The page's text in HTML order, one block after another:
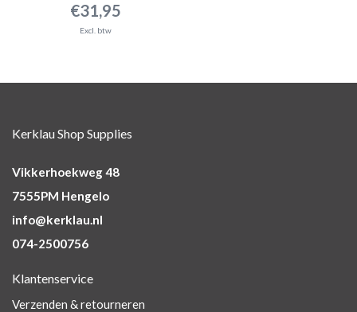
€31,95
Excl. btw
Kerklau Shop Supplies
Vikkerhoekweg 48
7555PM Hengelo
info@kerklau.nl
074-2500756
Klantenservice
Verzenden & retourneren